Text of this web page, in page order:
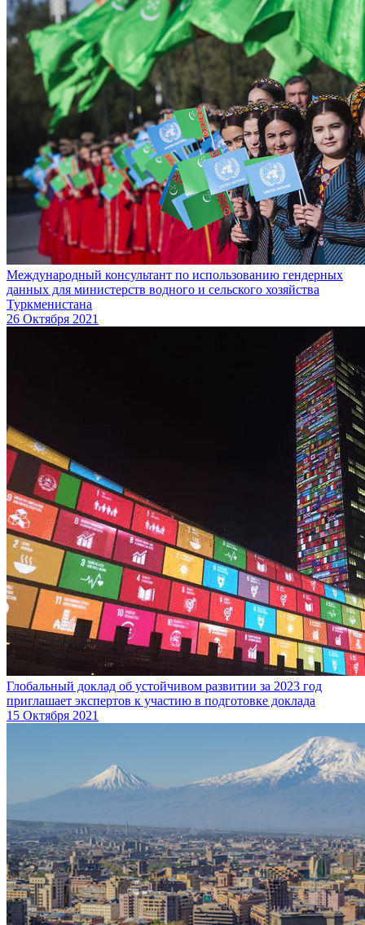
Международный консультант по использованию гендерных
данных для министерств водного и сельского хозяйства
Туркменистана
26 Октября 2021
Глобальный доклад об устойчивом развитии за 2023 год
приглашает экспертов к участию в подготовке доклада
15 Октября 2021